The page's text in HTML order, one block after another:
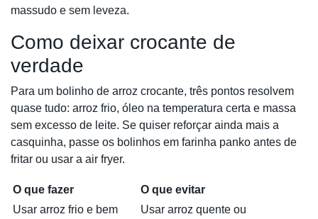
massudo e sem leveza.
Como deixar crocante de
verdade
Para um bolinho de arroz crocante, três pontos resolvem
quase tudo: arroz frio, óleo na temperatura certa e massa
sem excesso de leite. Se quiser reforçar ainda mais a
casquinha, passe os bolinhos em farinha panko antes de
fritar ou usar a air fryer.
O que fazer
O que evitar
Usar arroz frio e bem
Usar arroz quente ou